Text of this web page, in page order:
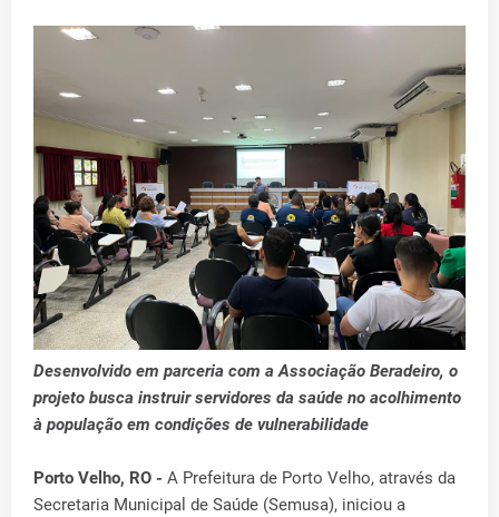
Desenvolvido em parceria com a Associação Beradeiro, o
projeto busca instruir servidores da saúde no acolhimento
à população em condições de vulnerabilidade
Porto Velho, RO - A Prefeitura de Porto Velho, através da
Secretaria Municipal de Saúde (Semusa), iniciou a